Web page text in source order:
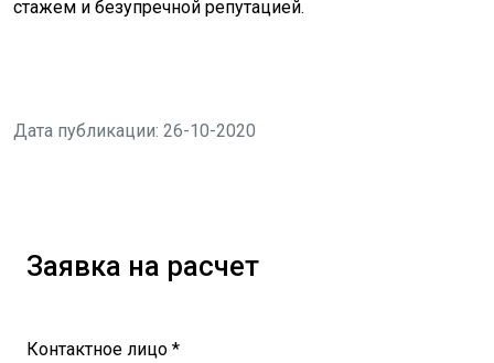
стажем и безупречной репутацией.
Дата публикации: 26-10-2020
Заявка на расчет
Контактное лицо *